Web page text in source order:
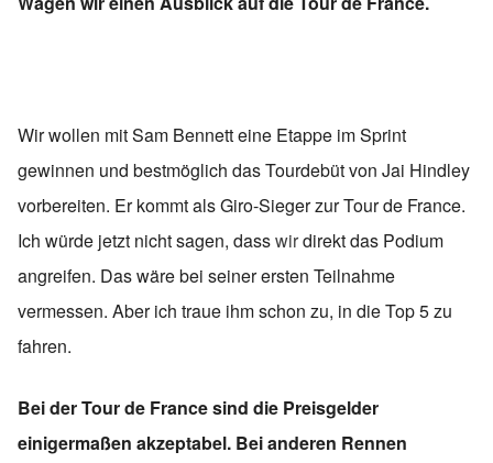
Wir wollen mit Sam Bennett eine Etappe im Sprint
gewinnen und bestmöglich das Tourdebüt von Jai Hindley
vorbereiten. Er kommt als Giro-Sieger zur Tour de France.
Ich würde jetzt nicht sagen, dasswirdirekt das Podium
angreifen. Das wäre bei seiner ersten Teilnahme
vermessen. Aber ich traue ihm schon zu, in die Top 5 zu
fahren.
Bei der Tour de France sind die Preisgelder
einigermaßen akzeptabel. Bei anderen Rennen